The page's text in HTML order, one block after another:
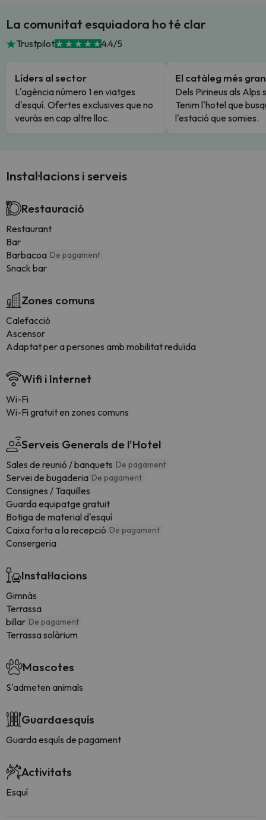
La comunitat esquiadora ho té clar
Trustpilot 4.4/5
Líders al sector
L'agència número 1 en viatges
d'esquí. Ofertes exclusives que no
veuràs en cap altre lloc.
El catàleg més gran
Dels Pirineus als Alps
Tenim l'hotel que
l'estació que somies.
Instal·lacions i serveis
Restauració
Restaurant
Bar
Barbacoa De pagament
Snack bar
Zones comuns
Calefacció
Ascensor
Adaptat per a persones amb mobilitat reduïda
Wifi i Internet
Wi-Fi
Wi-Fi gratuit en zones comuns
Serveis Generals de l'Hotel
Sales de reunió / banquets De pagament
Servei de bugaderia De pagament
Consignes / Taquilles
Guarda equipatge gratuit
Botiga de material d'esquí
Caixa forta a la recepció De pagament
Consergeria
Instal·lacions
Gimnàs
Terrassa
billar De pagament
Terrassa solàrium
Mascotes
S'admeten animals
Guardaesquís
Guarda esquís de pagament
Activitats
Esquí